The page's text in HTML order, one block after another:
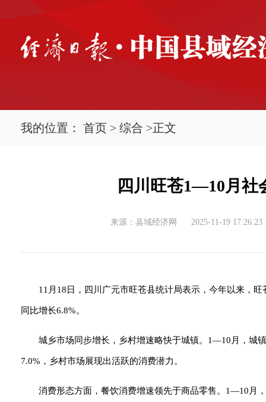
我的位置： 首页 > 综合 >正文
四川旺苍1—10月社
来源：县域经济网 2025-11-19 17:26:23
11月18日，四川广元市旺苍县统计局表示，今年以来，
同比增长6.8%。
城乡市场同步增长，乡村增速略快于城镇。1—10月，城
7.0%，乡村市场展现出活跃的消费潜力。
消费形态方面，餐饮消费增速领先于商品零售。1—10月